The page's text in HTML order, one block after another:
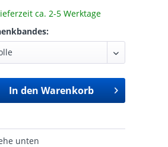
ca. 2-5 Werktage
In den Warenkorb
unten